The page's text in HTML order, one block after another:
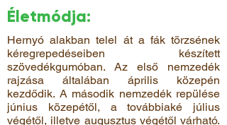
Életmódja:
Hernyó alakban telel át a fák törzsének
kéregrepedéseiben készített
szövedékgumóban. Az első nemzedék
rajzása általában április közepén
kezdődik. A második nemzedék repülése
június közepétől, a továbbiaké július
végétől, illetve augusztus végétől várható.